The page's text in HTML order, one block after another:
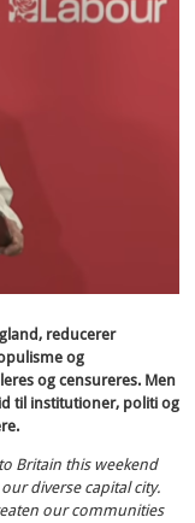
reducerer
og
og censureres. Men
til institutioner, politi og
Britain this weekend
diverse capital city.
our communities